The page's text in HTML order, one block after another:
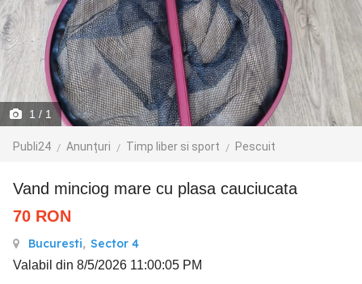
1 / 1
Publi24 Anunțuri Timp liber si sport Pescuit
Vand minciog mare cu plasa cauciucata
70 RON
Bucuresti, Sector 4
Valabil din 8/5/2026 11:00:05 PM